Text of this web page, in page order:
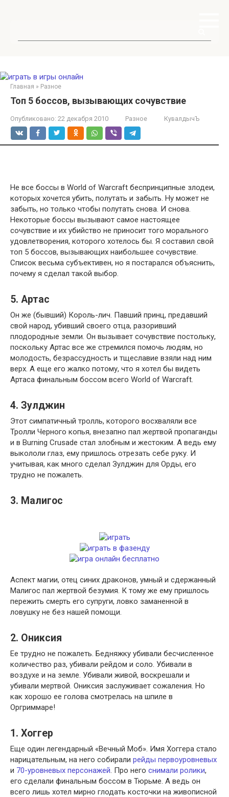
Главная » Разное
Топ 5 боссов, вызывающих сочувствие
Опубликовано: 22 декабря 2010 Разное КувалдычЪ
Не все боссы в World of Warcraft беспринципные злодеи,
которых хочется убить, полутать и забыть. Ну может не
забыть, но только чтобы полутать снова. И снова.
Некоторые боссы вызывают самое настоящее
сочувствие и их убийство не приносит того морального
удовлетворения, которого хотелось бы. Я составил свой
топ 5 боссов, вызывающих наибольшее сочувствие.
Список весьма субъективен, но я постарался объяснить,
почему я сделал такой выбор.
5. Артас
Он же (бывший) Король-лич. Павший принц, предавший
свой народ, убивший своего отца, разоривший
плодородные земли. Он вызывает сочувствие постольку,
поскольку Артас все же стремился помочь людям, но
молодость, безрассудность и тщеславие взяли над ним
верх. А еще его жалко потому, что я хотел бы видеть
Артаса финальным боссом всего World of Warcraft.
4. Зулджин
Этот симпатичный тролль, которого восхваляли все
Тролли Черного копья, внезапно пал жертвой пропаганды
и в Burning Crusade стал злобным и жестоким. А ведь ему
выкололи глаз, ему пришлось отрезать себе руку. И
учитывая, как много сделал Зулджин для Орды, его
трудно не пожалеть.
3. Малигос
Аспект магии, отец синих драконов, умный и сдержанный
Малигос пал жертвой безумия. К тому же ему пришлось
пережить смерть его супруги, ловко заманенной в
ловушку не без нашей помощи.
2. Ониксия
Ее трудно не пожалеть. Бедняжку убивали бесчисленное
количество раз, убивали рейдом и соло. Убивали в
воздухе и на земле. Убивали живой, воскрешали и
убивали мертвой. Ониксия заслуживает сожаления. Но
как хорошо ее голова смотрелась на шпиле в
Оргриммаре!
1. Хоггер
Еще один легендарный «Вечный Моб». Имя Хоггера стало
нарицательным, на него собирали рейды первоуровневых
и 70-уровневых персонажей. Про него снимали ролики,
его сделали финальным боссом в Тюрьме. А ведь он
всего лишь хотел мирно глодать косточки на живописной